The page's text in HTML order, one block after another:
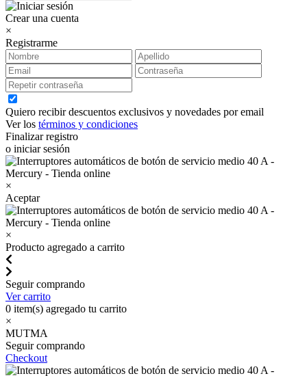
Crear una cuenta
×
Registrarme
Quiero recibir descuentos exclusivos y novedades por email
Ver los términos y condiciones
Finalizar registro
o iniciar sesión
×
Aceptar
×
Producto agregado a carrito
Seguir comprando
Ver carrito
0 item(s) agregado tu carrito
×
MUTMA
Seguir comprando
Checkout